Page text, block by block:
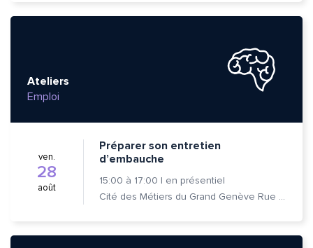
Ateliers
Emploi
ven.
28
août
Préparer son entretien
d’embauche
15:00 à 17:00 | en présentiel
Cité des Métiers du Grand Genève Rue Prévost-Martin 6 1205 Genève